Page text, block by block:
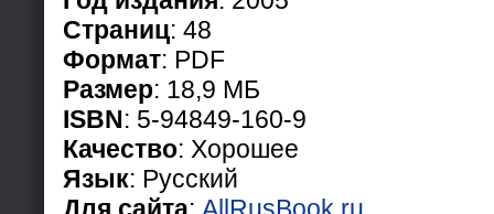
Страниц: 48
Формат: PDF
Размер: 18,9 МБ
ISBN: 5-94849-160-9
Качество: Хорошее
Язык: Русский